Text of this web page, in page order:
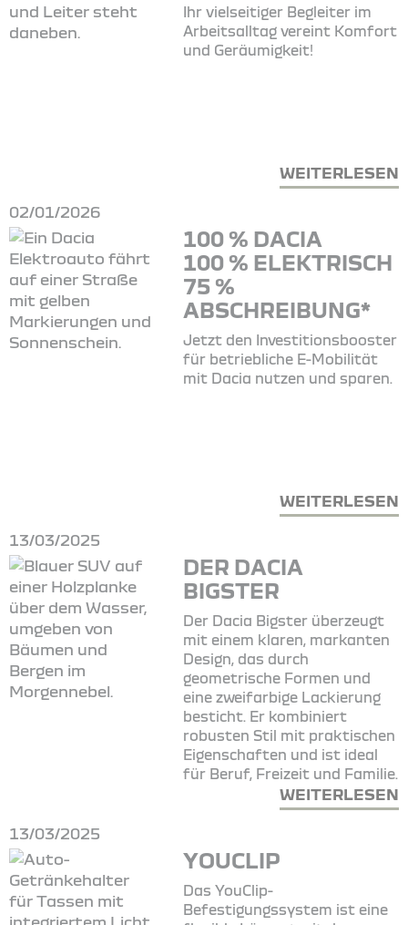
Ihr vielseitiger Begleiter im
Arbeitsalltag vereint Komfort
und Geräumigkeit!
WEITERLESEN
02/01/2026
100 % DACIA
100 % ELEKTRISCH
75 %
ABSCHREIBUNG*
Jetzt den Investitionsbooster
für betriebliche E-Mobilität
mit Dacia nutzen und sparen.
WEITERLESEN
13/03/2025
DER DACIA
BIGSTER
Der Dacia Bigster überzeugt
mit einem klaren, markanten
Design, das durch
geometrische Formen und
eine zweifarbige Lackierung
besticht. Er kombiniert
robusten Stil mit praktischen
Eigenschaften und ist ideal
für Beruf, Freizeit und Familie.
WEITERLESEN
13/03/2025
YOUCLIP
Das YouClip-
Befestigungssystem ist eine